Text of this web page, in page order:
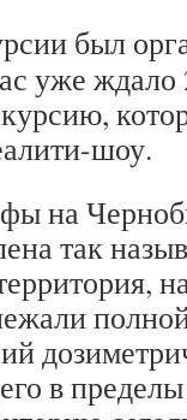
был
уже ждало
шоу.
на
так
в